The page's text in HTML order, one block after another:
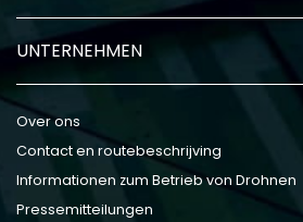
UNTERNEHMEN
Over ons
Contact en routebeschrijving
Informationen zum Betrieb von Drohnen
Pressemitteilungen